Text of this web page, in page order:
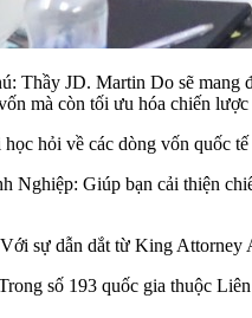
Thầy JD. Martin Do sẽ mang
mà còn tối ưu hóa chiến
hỏi về các dòng vốn quốc
Nghiệp: Giúp bạn cải thiện
sự dẫn dắt từ King
số 193 quốc gia thuộc